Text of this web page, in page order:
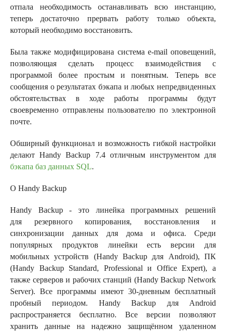
отпала необходимость останавливать всю инстанцию,
теперь достаточно прервать работу только объекта,
который необходимо восстановить.
Была также модифицирована система e-mail оповещений,
позволяющая сделать процесс взаимодействия с
программой более простым и понятным. Теперь все
сообщения о результатах бэкапа и любых непредвиденных
обстоятельствах в ходе работы программы будут
своевременно отправлены пользователю по электронной
почте.
Обширный функционал и возможность гибкой настройки
делают Handy Backup 7.4 отличным инструментом для
бэкапа баз данных SQL.
О Handy Backup
Handy Backup - это линейка программных решений
для резервного копирования, восстановления и
синхронизации данных для дома и офиса. Среди
популярных продуктов линейки есть версии для
мобильных устройств (Handy Backup для Android), ПК
(Handy Backup Standard, Professional и Office Expert), а
также серверов и рабочих станций (Handy Backup Network
Server). Все программы имеют 30-дневным бесплатный
пробный периодом. Handy Backup для Android
распространяется бесплатно. Все версии позволяют
хранить данные на надежно защищённом удаленном